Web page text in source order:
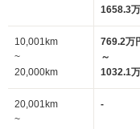
1658.3
10,001km
~
20,000km
769.2万
～
1032.1
20,001km
~
-